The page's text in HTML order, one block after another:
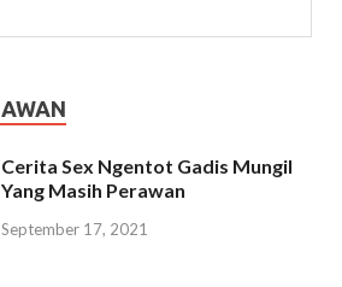
Cerita Sex Ngentot Gadis Mungil
Yang Masih Perawan
September 17, 2021